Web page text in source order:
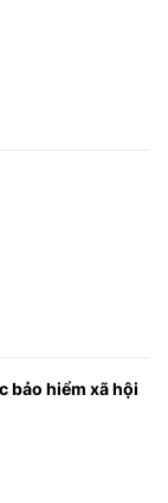
bảo hiểm xã hội